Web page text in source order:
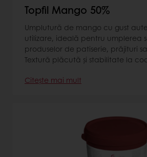
Topfil Mango 50%
Umplutură de mango cu gust
utilizare, ideală pentru umplerea
produselor de patiserie, prăjituri
Textură plăcută și stabilitate la
Citește mai mult